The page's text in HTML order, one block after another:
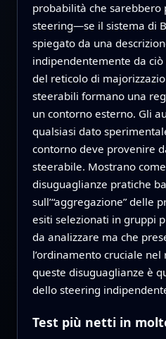
probabilità che sarebbero
steering—se il sistema di
spiegato da una
indipendentemente da ciò
del reticolo di
steerabili formano una
un contorno esterno. Gli
qualsiasi dato
contorno deve provenire
steerabile. Mostrano
disuguaglianze pratiche
sull’“aggregazione” delle
esiti selezionati in gruppi
da analizzare ma che
l’ordinamento cruciale
queste disuguaglianze è
dello steering
Test più netti in